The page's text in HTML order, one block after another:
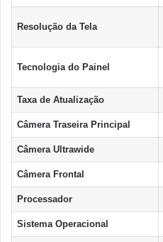
Resolução da Tela
Tecnologia do Painel
Taxa de Atualização
Câmera Traseira Principal
Câmera Ultrawide
Câmera Frontal
Processador
Sistema Operacional